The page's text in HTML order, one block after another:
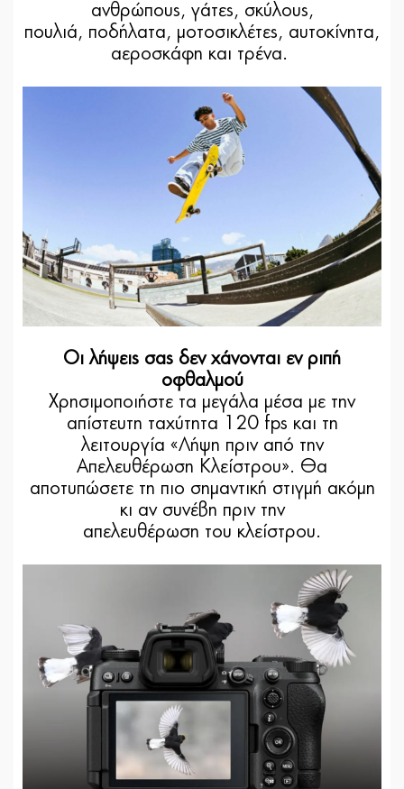
ανθρώπους, γάτες, σκύλους,
πουλιά, ποδήλατα, μοτοσικλέτες, αυτοκίνητα,
αεροσκάφη και τρένα.
Οι λήψεις σας δεν χάνονται εν ριπή
οφθαλμού
Χρησιμοποιήστε τα μεγάλα μέσα με την
απίστευτη ταχύτητα 120 fps και τη
λειτουργία «Λήψη πριν από την
Απελευθέρωση Κλείστρου». Θα
αποτυπώσετε τη πιο σημαντική στιγμή ακόμη
κι αν συνέβη πριν την
απελευθέρωση του κλείστρου.